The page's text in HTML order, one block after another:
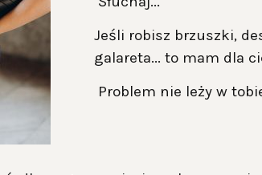
Jeśli robisz brzuszki,
galareta... to mam dla
Problem nie leży w